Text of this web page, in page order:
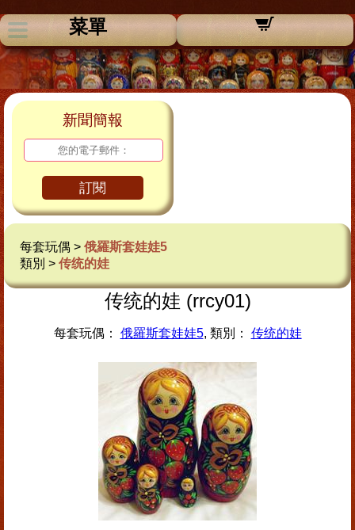
菜單
新聞簡報
訂閱
每套玩偶 > 俄羅斯套娃娃5
類別 > 传统的娃
传统的娃 (rrcy01)
每套玩偶： 俄羅斯套娃娃5, 類別： 传统的娃